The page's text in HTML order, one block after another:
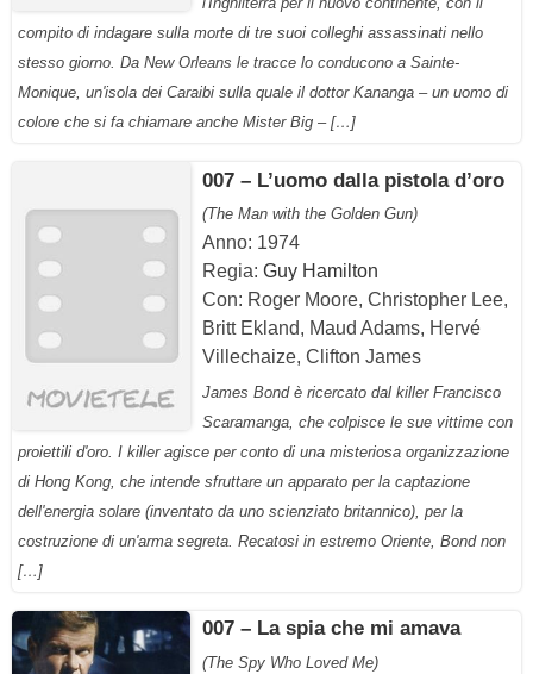
compito di indagare sulla morte di tre suoi colleghi assassinati nello
stesso giorno. Da New Orleans le tracce lo conducono a Sainte-
Monique, un'isola dei Caraibi sulla quale il dottor Kananga – un uomo di
colore che si fa chiamare anche Mister Big – […]
007 – L’uomo dalla pistola d’oro
(The Man with the Golden Gun)
Anno: 1974
Regia: Guy Hamilton
Con: Roger Moore, Christopher Lee,
Britt Ekland, Maud Adams, Hervé
Villechaize, Clifton James
James Bond è ricercato dal killer Francisco
Scaramanga, che colpisce le sue vittime con
proiettili d'oro. I killer agisce per conto di una misteriosa organizzazione
di Hong Kong, che intende sfruttare un apparato per la captazione
dell'energia solare (inventato da uno scienziato britannico), per la
costruzione di un'arma segreta. Recatosi in estremo Oriente, Bond non
[…]
007 – La spia che mi amava
(The Spy Who Loved Me)